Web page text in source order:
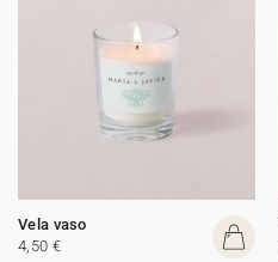
Vela vaso
4,50 €